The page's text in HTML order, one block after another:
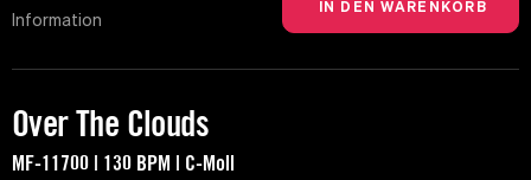
Information
Over The Clouds
MF-11700 | 130 BPM | C-Moll